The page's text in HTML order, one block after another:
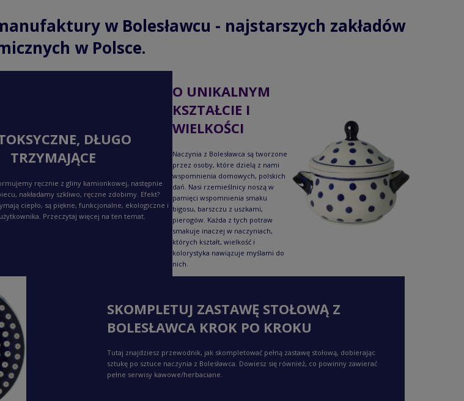
w Bolesławcu - najstarszych zakładów
w Polsce.
DŁUGO
TRZYMAJĄCE
ręcznie z gliny kamionkowej, następnie
nakładamy szkliwo, ręczne zdobimy. Efekt?
ciepło, są piękne, funkcjonalne, ekologiczne i
Przeczytaj więcej na ten temat.
O UNIKALNYM
KSZTAŁCIE I
WIELKOŚCI
Naczynia z Bolesławca są tworzone
przez osoby, które dzielą z nami
wspomnienia domowych, polskich
dań. Nasi rzemieślnicy noszą w
pamięci wspomnienia smaku
bigosu, barszczu z uszkami,
pierogów. Każda z tych potraw
smakuje inaczej w naczyniach,
których kształt, wielkość i
kolorystyka nawiązuje myślami do
nich.
SKOMPLETUJ ZASTAWĘ STOŁOWĄ Z
BOLESŁAWCA KROK PO KROKU
Tutaj znajdziesz przewodnik, jak skompletować pełną zastawę stołową, dobierając
sztukę po sztuce naczynia z Bolesławca. Dowiesz się również, co powinny zawierać
pełne serwisy kawowe/herbaciane.